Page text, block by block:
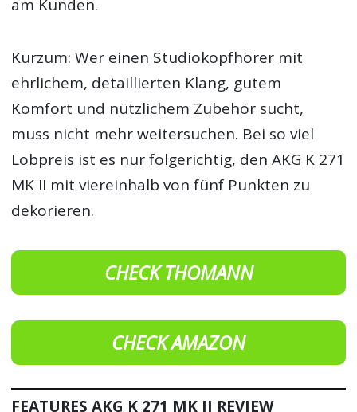
am Kunden.
Kurzum: Wer einen Studiokopfhörer mit
ehrlichem, detaillierten Klang, gutem
Komfort und nützlichem Zubehör sucht,
muss nicht mehr weitersuchen. Bei so viel
Lobpreis ist es nur folgerichtig, den AKG K 271
MK II mit viereinhalb von fünf Punkten zu
dekorieren.
CHECK THOMANN
CHECK AMAZON
FEATURES AKG K 271 MK II REVIEW